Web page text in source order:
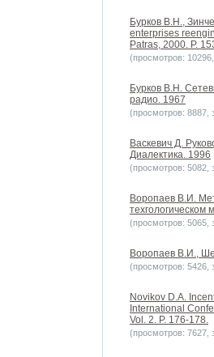
Бурков В.Н.,
enterprises
Patras, 2000. P.
(просмотров:
Бурков В.Н.
радио. 1967
(просмотров: 8887,
Васкевич Д.
Диалектика. 1996
(просмотров: 5082,
Воропаев В.И.
(просмотров: 5065,
Воропаев В.И.,
(просмотров: 5426,
Novikov D.A.
International
Vol. 2. P. 176-178.
(просмотров: 7627,